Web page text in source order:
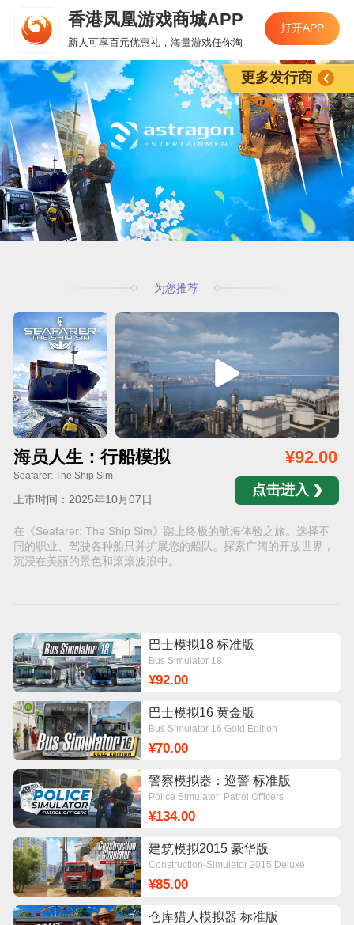
香港凤凰游戏商城APP
新人可享百元优惠礼，海量游戏任你淘
打开APP
为您推荐
海员人生：行船模拟
Seafarer: The Ship Sim
上市时间：2025年10月07日
¥92.00
点击进入
在《Seafarer: The Ship Sim》踏上终极的航海体验之旅。选择不
同的职业、驾驶各种船只并扩展您的船队。探索广阔的开放世界，
沉浸在美丽的景色和滚滚波浪中。
巴士模拟18 标准版
Bus Simulator 18
¥92.00
巴士模拟16 黄金版
Bus Simulator 16 Gold Edition
¥70.00
警察模拟器：巡警 标准版
Police Simulator: Patrol Officers
¥134.00
建筑模拟2015 豪华版
Construction-Simulator 2015 Deluxe
¥85.00
仓库猎人模拟器 标准版
更多发行商